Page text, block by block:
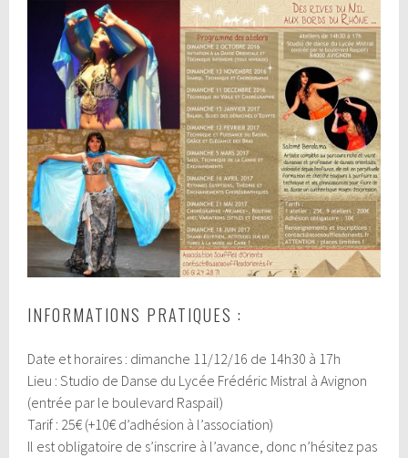
INFORMATIONS PRATIQUES :
Date et horaires : dimanche 11/12/16 de 14h30 à 17h
Lieu : Studio de Danse du Lycée Frédéric Mistral à Avignon
(entrée par le boulevard Raspail)
Tarif : 25€ (+10€ d’adhésion à l’association)
Il est obligatoire de s’inscrire à l’avance, donc n’hésitez pas